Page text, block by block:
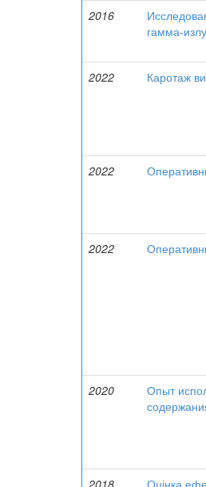
2016
гамма-
2022
Каротаж
2022
2022
2020
Опыт
2018
Оцінка